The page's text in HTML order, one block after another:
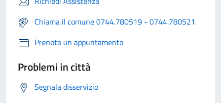
Chiama il comune 0744.780519 - 0744.780521
Prenota un appuntamento
Problemi in città
Segnala disservizio